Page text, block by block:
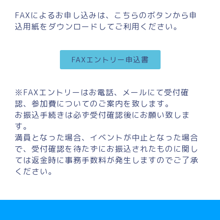
FAXによるお申し込みは、こちらのボタンから申
込用紙をダウンロードしてご利用ください。
FAXエントリー申込書
※FAXエントリーはお電話、メールにて受付確
認、参加費についてのご案内を致します。
お振込手続きは必ず受付確認後にお願い致しま
す。
満員となった場合、イベントが中止となった場合
で、受付確認を待たずにお振込されたものに関し
ては返金時に事務手数料が発生しますのでご了承
ください。